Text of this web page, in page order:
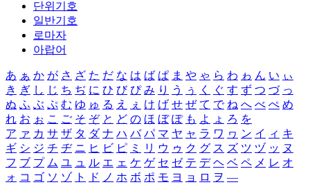
단위기호
일반기호
로마자
아랍어
あ ぁ か が さ ざ た だ な は ば ぱ ま や ゃ ら わ ゎ ん い ぃ
き ぎ し じ ち ぢ に ひ び ぴ み り う ぅ く ぐ す ず つ づ っ
ぬ ふ ぶ ぷ む ゆ ゅ る え ぇ け げ せ ぜ て で ね へ べ ぺ め
れ お ぉ こ ご そ ぞ と ど の ほ ぼ ぽ も よ ょ ろ を
ア ァ カ サ ザ タ ダ ナ ハ バ パ マ ヤ ャ ラ ワ ヮ ン イ ィ キ
ギ シ ジ チ ヂ ニ ヒ ビ ピ ミ リ ウ ゥ ク グ ス ズ ツ ヅ ッ ヌ
フ ブ プ ム ユ ュ ル エ ェ ケ ゲ セ ゼ テ デ ヘ ベ ペ メ レ オ
ォ コ ゴ ソ ゾ ト ド ノ ホ ボ ポ モ ヨ ョ ロ ヲ ―